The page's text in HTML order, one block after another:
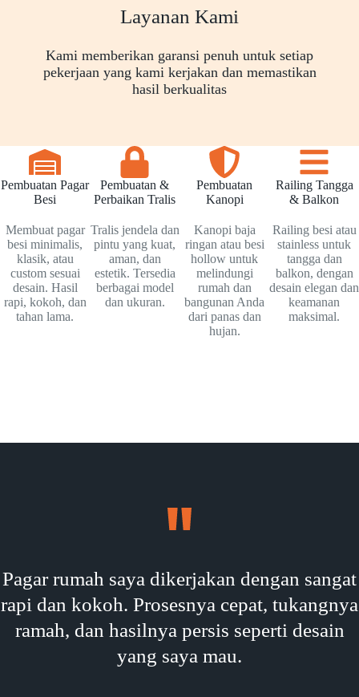
Layanan Kami
Kami memberikan garansi penuh untuk setiap
pekerjaan yang kami kerjakan dan memastikan
hasil berkualitas
Pembuatan Pagar
Besi
Membuat pagar
besi minimalis,
klasik, atau
custom sesuai
desain. Hasil
rapi, kokoh, dan
tahan lama.
Pembuatan &
Perbaikan Tralis
Tralis jendela dan
pintu yang kuat,
aman, dan
estetik. Tersedia
berbagai model
dan ukuran.
Pembuatan
Kanopi
Kanopi baja
ringan atau besi
hollow untuk
melindungi
rumah dan
bangunan Anda
dari panas dan
hujan.
Railing Tangga
& Balkon
Railing besi atau
stainless untuk
tangga dan
balkon, dengan
desain elegan dan
keamanan
maksimal.
Pagar rumah saya dikerjakan dengan sangat
rapi dan kokoh. Prosesnya cepat, tukangnya
ramah, dan hasilnya persis seperti desain
yang saya mau.